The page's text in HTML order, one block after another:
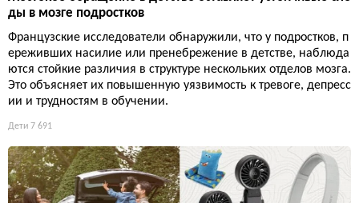
ды в мозге подростков
Французские исследователи обнаружили, что у подростков, п
ереживших насилие или пренебрежение в детстве, наблюда
ются стойкие различия в структуре нескольких отделов мозга.
Это объясняет их повышенную уязвимость к тревоге, депресс
ии и трудностям в обучении.
Дети 7 691